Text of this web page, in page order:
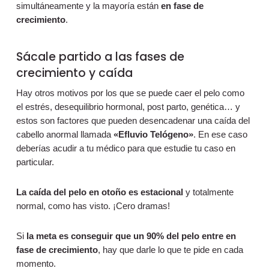
simultáneamente y la mayoría estánen fase de
crecimiento.
Sácale partido a las fases de
crecimiento y caída
Hay otros motivos por los que se puede caer el pelo como
el estrés, desequilibrio hormonal, post parto, genética… y
estos son factores que pueden desencadenar una caída del
cabello anormal llamada«Efluvio Telógeno». En ese caso
deberías acudir a tu médico para que estudie tu caso en
particular.
La caída del pelo en otoño es estacional y totalmente
normal, como has visto. ¡Cero dramas!
Si la meta es conseguir que un 90% del pelo entre en
fase de crecimiento, hay que darle lo que te pide en cada
momento.